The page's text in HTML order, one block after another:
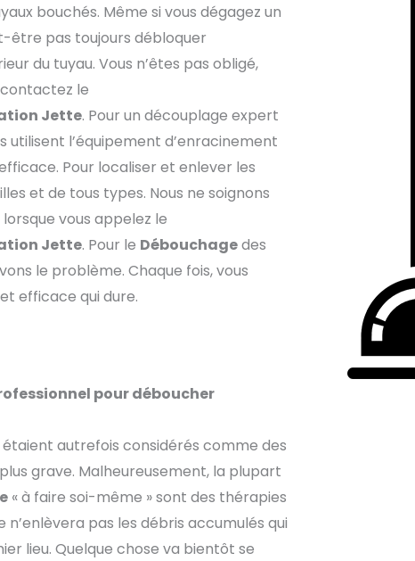
bouchés. Même si vous dégagez un
être pas toujours débloquer
du tuyau. Vous n’êtes pas obligé,
le
Jette. Pour un découplage expert
utilisent l’équipement d’enracinement
Pour localiser et enlever les
et de tous types. Nous ne soignons
vous appelez le
Jette. Pour le Débouchagedes
le problème. Chaque fois, vous
efficace qui dure.
pour déboucher
autrefois considérés comme des
grave. Malheureusement, la plupart
« à faire soi-même » sont des thérapies
n’enlèvera pas les débris accumulés qui
lieu. Quelque chose va bientôt se